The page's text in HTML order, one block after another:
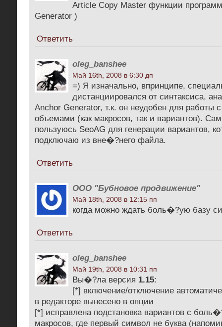
Article Copy Master функции
Generator )
Ответить
oleg_banshee
Май 16th, 2008 в 6:30 дп
=) Я изначально, впринципе,
дистанциировался от синтаксиса,
Anchor Generator, т.к. он неудобен для
объемами (как макросов, так и вариантов).
пользуюсь SeoAG для генерации вариантов,
подключаю из вне�?него файла.
Ответить
ООО "Бубновое продвижение"
Май 18th, 2008 в 12:15 пп
когда можно ждать боль�?ую базу
Ответить
oleg_banshee
Май 19th, 2008 в 10:31 пп
Вы�?ла версия 1.15:
[*] включение/отключение
в редакторе вынесено в опции
[*] исправлена подстановка вариантов с
макросов, где первый символ не буква